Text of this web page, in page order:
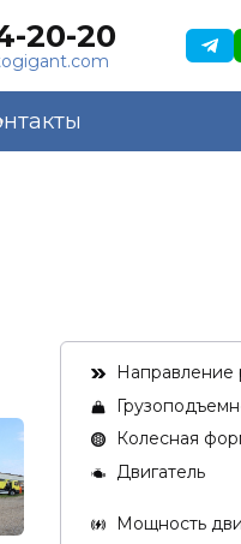
20-20
Направление
Колесная
Двигатель
Мощность